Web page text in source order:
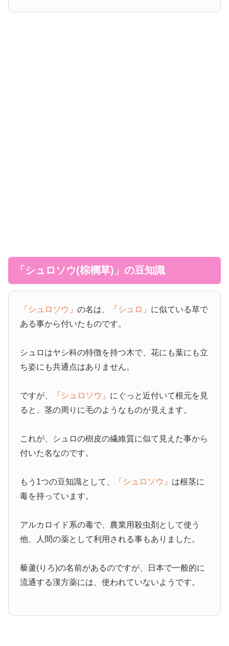
「シュロソウ(棕櫚草)」の豆知識
「シュロソウ」の名は、 「シュロ」 に似ている草で
ある事から付いたものです。
シュロはヤシ科の特徴を持つ木で、花にも葉にも立
ち姿にも共通点はありません。
ですが、 「シュロソウ」 にぐっと近付いて根元を見
ると、茎の周りに毛のようなものが見えます。
これが、シュロの樹皮の繊維質に似て見えた事から
付いた名なのです。
もう1つの豆知識として、 「シュロソウ」 は根茎に
毒を持っています。
アルカロイド系の毒で、農業用殺虫剤として使う
他、人間の薬として利用される事もありました。
藜蘆(りろ)の名前があるのですが、日本で一般的に
流通する漢方薬には、使われていないようです。